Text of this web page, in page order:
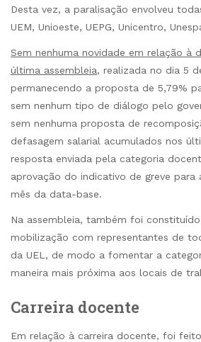
Desta vez, a paralisação envolveu
UEM, Unioeste, UEPG, Unicentro,
Sem nenhuma novidade em relação à
última assembleia, realizada no dia 5
permanecendo a proposta de 5,79%
sem nenhum tipo de diálogo pelo
sem nenhuma proposta de
defasagem salarial acumulados nos
resposta enviada pela categoria
aprovação do indicativo de greve para
mês da data-base.
Na assembleia, também foi
mobilização com representantes de
da UEL, de modo a fomentar a
maneira mais próxima aos locais de
Carreira docente
Em relação à carreira docente, foi